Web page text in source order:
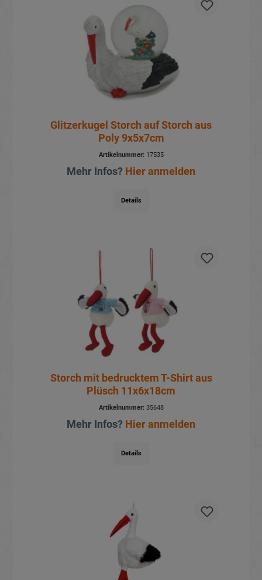
Glitzerkugel Storch auf Storch aus
Poly 9x5x7cm
Artikelnummer:17535
Mehr Infos? Hier anmelden
Details
Storch mit bedrucktem T-Shirt aus
Plüsch 11x6x18cm
Artikelnummer:35648
Mehr Infos? Hier anmelden
Details